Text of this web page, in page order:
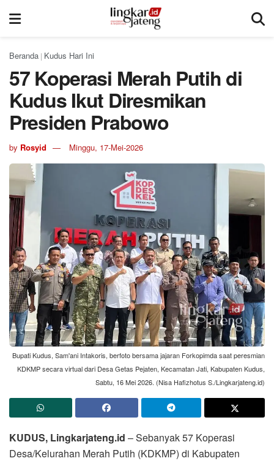
Beranda | Kudus Hari Ini
57 Koperasi Merah Putih di
Kudus Ikut Diresmikan
Presiden Prabowo
by Rosyid Minggu, 17-Mei-2026
Bupati Kudus, Sam'ani Intakoris, berfoto bersama jajaran Forkopimda saat peresmian
KDKMP secara virtual dari Desa Getas Pejaten, Kecamatan Jati, Kabupaten Kudus,
Sabtu, 16 Mei 2026. (Nisa Hafizhotus S./Lingkarjateng.id)
KUDUS, Lingkarjateng.id – Sebanyak 57 Koperasi
Desa/Kelurahan Merah Putih (KDKMP) di Kabupaten